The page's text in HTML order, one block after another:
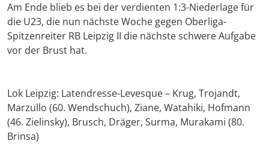
Am Ende blieb es bei der verdienten 1:3-Niederlage für
die U23, die nun nächste Woche gegen Oberliga-
Spitzenreiter RB Leipzig II die nächste schwere Aufgabe
vor der Brust hat.
Lok Leipzig: Latendresse-Levesque – Krug, Trojandt,
Marzullo (60. Wendschuch), Ziane, Watahiki, Hofmann
(46. Zielinsky), Brusch, Dräger, Surma, Murakami (80.
Brinsa)